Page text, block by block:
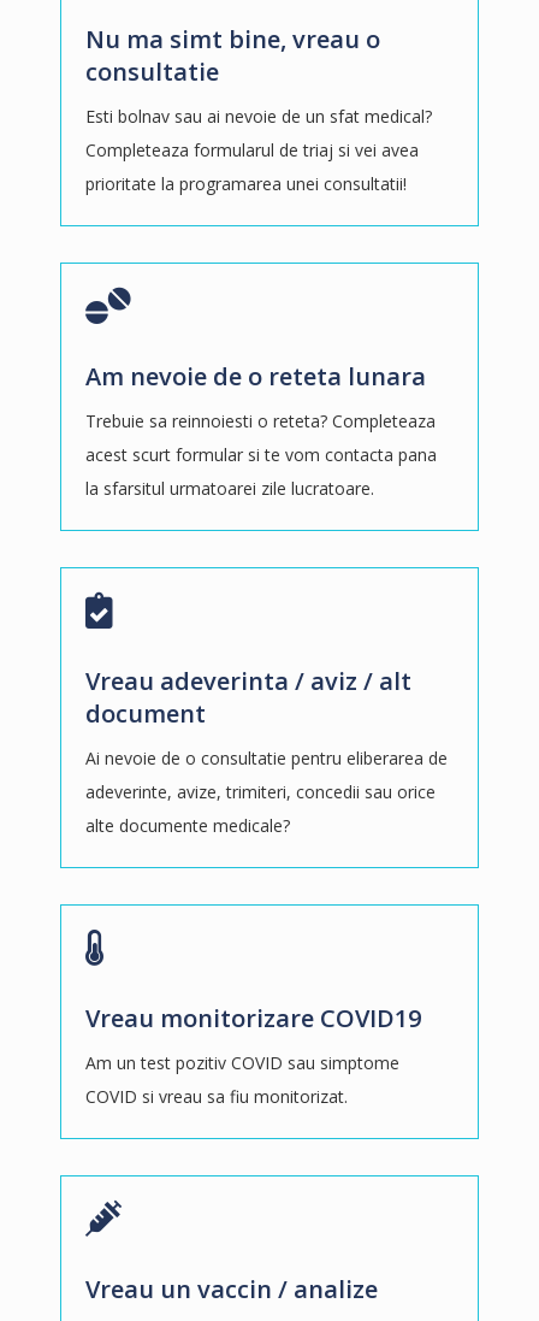
Nu ma simt bine, vreau o
consultatie
Esti bolnav sau ai nevoie de un sfat medical?
Completeaza formularul de triaj si vei avea
prioritate la programarea unei consultatii!
Am nevoie de o reteta lunara
Trebuie sa reinnoiesti o reteta? Completeaza
acest scurt formular si te vom contacta pana
la sfarsitul urmatoarei zile lucratoare.
Vreau adeverinta / aviz / alt
document
Ai nevoie de o consultatie pentru eliberarea de
adeverinte, avize, trimiteri, concedii sau orice
alte documente medicale?
Vreau monitorizare COVID19
Am un test pozitiv COVID sau simptome
COVID si vreau sa fiu monitorizat.
Vreau un vaccin / analize